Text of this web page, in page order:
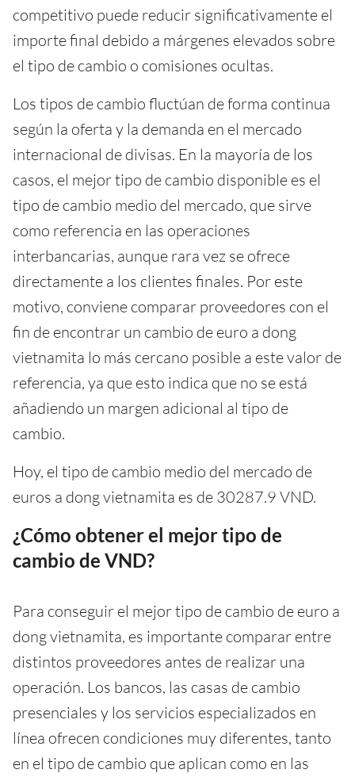
competitivo puede reducir significativamente el
importe final debido a márgenes elevados sobre
el tipo de cambio o comisiones ocultas.
Los tipos de cambio fluctúan de forma continua
según la oferta y la demanda en el mercado
internacional de divisas. En la mayoría de los
casos, el mejor tipo de cambio disponible es el
tipo de cambio medio del mercado, que sirve
como referencia en las operaciones
interbancarias, aunque rara vez se ofrece
directamente a los clientes finales. Por este
motivo, conviene comparar proveedores con el
fin de encontrar un cambio de euro a dong
vietnamita lo más cercano posible a este valor de
referencia, ya que esto indica que no se está
añadiendo un margen adicional al tipo de
cambio.
Hoy, el tipo de cambio medio del mercado de
euros a dong vietnamita es de 30287.9 VND.
¿Cómo obtener el mejor tipo de
cambio de VND?
Para conseguir el mejor tipo de cambio de euro a
dong vietnamita, es importante comparar entre
distintos proveedores antes de realizar una
operación. Los bancos, las casas de cambio
presenciales y los servicios especializados en
línea ofrecen condiciones muy diferentes, tanto
en el tipo de cambio que aplican como en las